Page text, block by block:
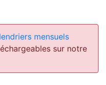
mensuels
sur notre